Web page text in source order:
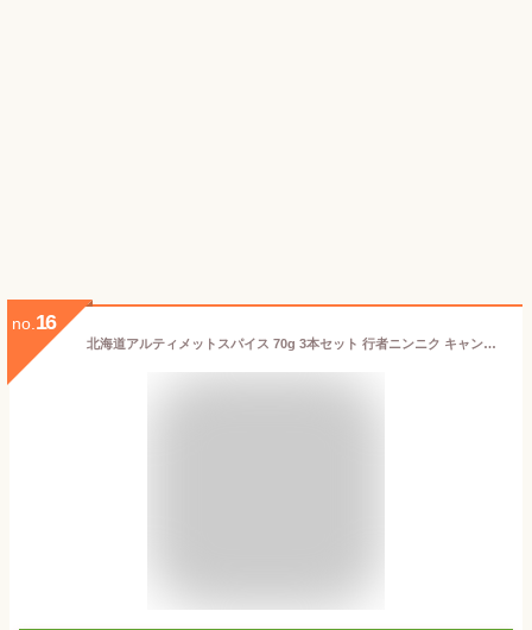
no. 16
北海道アルティメットスパイス 70g 3本セット 行者ニンニク キャンプ BBQ アウトドア 肉料理